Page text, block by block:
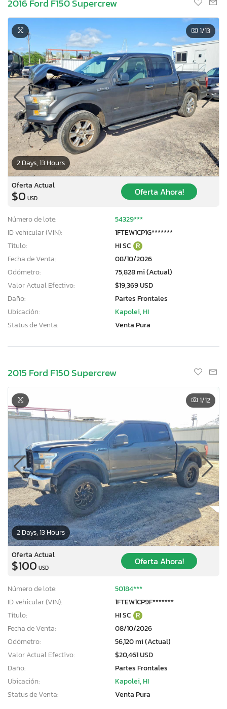
2016 Ford F150 Supercrew
2 Days, 13 Hours
1/13
Oferta Actual
$0 USD
Oferta Ahora!
Número de lote:
54329***
ID vehicular (VIN):
1FTEW1CP1G*******
Título:
HI SC R
Fecha de Venta:
08/10/2026
Odómetro:
75,828 mi (Actual)
Valor Actual Efectivo:
$19,369 USD
Daño:
Partes Frontales
Ubicación:
Kapolei, HI
Status de Venta:
Venta Pura
2015 Ford F150 Supercrew
2 Days, 13 Hours
1/12
Oferta Actual
$100 USD
Oferta Ahora!
Número de lote:
50184***
ID vehicular (VIN):
1FTEW1CP9F*******
Título:
HI SC R
Fecha de Venta:
08/10/2026
Odómetro:
56,120 mi (Actual)
Valor Actual Efectivo:
$20,461 USD
Daño:
Partes Frontales
Ubicación:
Kapolei, HI
Status de Venta:
Venta Pura